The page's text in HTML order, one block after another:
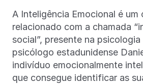
A Inteligência Emocional é um
relacionado com a chamada
social”, presente na
psicólogo estadunidense
indivíduo emocionalmente
que consegue identificar as